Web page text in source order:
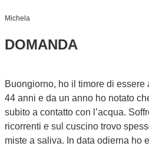
Michela
DOMANDA
Buongiorno, ho il timore di essere
44 anni e da un anno ho notato
subito a contatto con l’acqua.
ricorrenti e sul cuscino trovo
miste a saliva. In data odierna ho